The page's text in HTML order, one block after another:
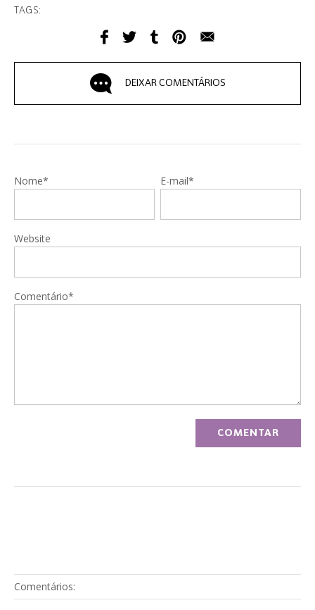
TAGS:
DEIXAR COMENTÁRIOS
Nome* E-mail*
Website
Comentário*
Comentários: